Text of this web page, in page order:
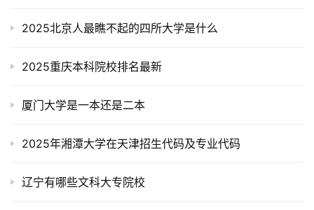
2025北京人最瞧不起的四所大学是什么
2025重庆本科院校排名最新
厦门大学是一本还是二本
2025年湘潭大学在天津招生代码及专业代码
辽宁有哪些文科大专院校